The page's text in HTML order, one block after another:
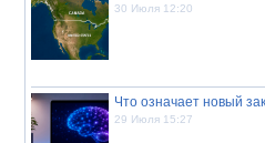
30 Июля 12:20
Что означает новый
29 Июля 15:27